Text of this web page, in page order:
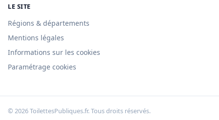
LE SITE
Régions & départements
Mentions légales
Informations sur les cookies
Paramétrage cookies
© 2026 ToilettesPubliques.fr. Tous droits réservés.